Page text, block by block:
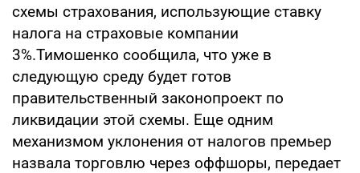
схемы страхования, использующие ставку
налога на страховые компании
3%.Тимошенко сообщила, что уже в
следующую среду будет готов
правительственный законопроект по
ликвидации этой схемы. Еще одним
механизмом уклонения от налогов премьер
назвала торговлю через оффшоры, передает